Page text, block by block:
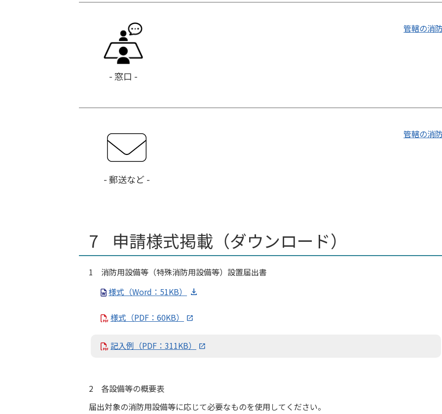
- 窓口 -
管轄の消
- 郵送など -
管轄の消
申請様式掲載（ダウンロード）
1 消防用設備等（特殊消防用設備等）設置届出書
様式（Word：51KB）
様式（PDF：60KB）
記入例（PDF：311KB）
2 各設備等の概要表
届出対象の消防用設備等に応じて必要なものを使用してください。